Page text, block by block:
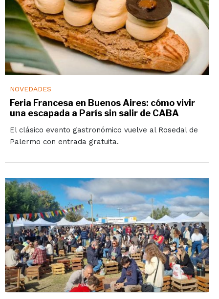
NOVEDADES
Feria Francesa en Buenos Aires: cómo vivir
una escapada a París sin salir de CABA
El clásico evento gastronómico vuelve al Rosedal de
Palermo con entrada gratuita.